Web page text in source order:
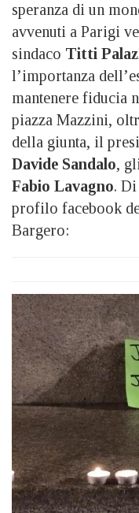
speranza di un
avvenuti a Parigi
sindaco Titti
l’importanza
mantenere fiducia
piazza Mazzini,
della giunta, il
Davide Sandalo,
Fabio Lavagno.
profilo facebook
Bargero: